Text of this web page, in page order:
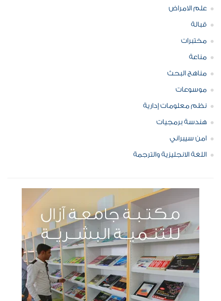
علم الامراض
قبالة
مختبرات
مناعة
مناهج البحث
موسوعات
نظم معلومات إدارية
هندسة برمجيات
امن سيبراني
اللغة الانجليزية والترجمة